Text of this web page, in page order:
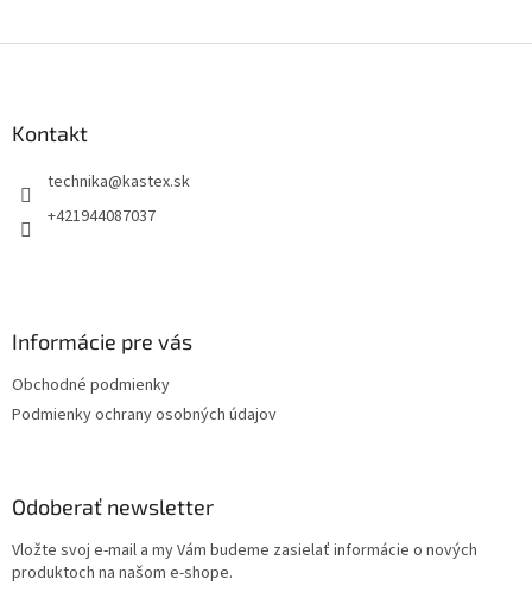
Kontakt
technika@kastex.sk
+421944087037
Informácie pre vás
Obchodné podmienky
Podmienky ochrany osobných údajov
Odoberať newsletter
Vložte svoj e-mail a my Vám budeme zasielať informácie o nových
produktoch na našom e-shope.